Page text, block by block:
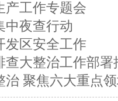
产工作专题会
中夜查行动
发区安全工作
查大整治工作部
治 聚焦六大重点